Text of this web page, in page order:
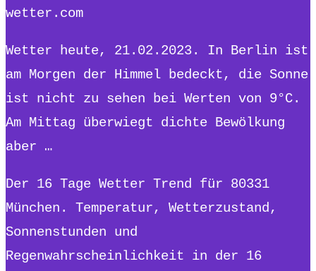
wetter.com
Wetter heute, 21.02.2023. In Berlin ist
am Morgen der Himmel bedeckt, die Sonne
ist nicht zu sehen bei Werten von 9°C.
Am Mittag überwiegt dichte Bewölkung
aber …
Der 16 Tage Wetter Trend für 80331
München. Temperatur, Wetterzustand,
Sonnenstunden und
Regenwahrscheinlichkeit in der 16